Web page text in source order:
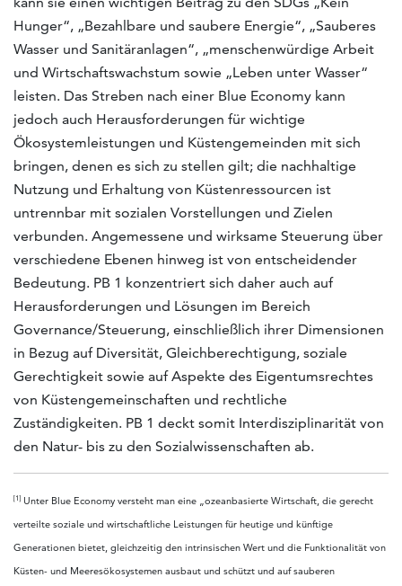
Hunger“, „Bezahlbare und saubere Energie“, „Sauberes
Wasser und Sanitäranlagen“, „menschenwürdige Arbeit
und Wirtschaftswachstum sowie „Leben unter Wasser“
leisten. Das Streben nach einer Blue Economy kann
jedoch auch Herausforderungen für wichtige
Ökosystemleistungen und Küstengemeinden mit sich
bringen, denen es sich zu stellen gilt; die nachhaltige
Nutzung und Erhaltung von Küstenressourcen ist
untrennbar mit sozialen Vorstellungen und Zielen
verbunden. Angemessene und wirksame Steuerung über
verschiedene Ebenen hinweg ist von entscheidender
Bedeutung. PB 1 konzentriert sich daher auch auf
Herausforderungen und Lösungen im Bereich
Governance/Steuerung, einschließlich ihrer Dimensionen
in Bezug auf Diversität, Gleichberechti­gung, soziale
Gerechtigkeit sowie auf Aspekte des Eigentumsrechtes
von Küstengemeinschaften und rechtliche
Zuständigkeiten. PB 1 deckt somit Interdisziplinarität von
den Natur- bis zu den Sozialwissenschaften ab.
[1] Unter Blue Economy versteht man eine „ozeanbasierte Wirtschaft, die gerecht
verteilte soziale und wirtschaftliche Leistungen für heutige und künftige
Generationen bietet, gleichzeitig den intrinsischen Wert und die Funktionalität von
Küsten- und Meeresökosystemen ausbaut und schützt und auf sauberen